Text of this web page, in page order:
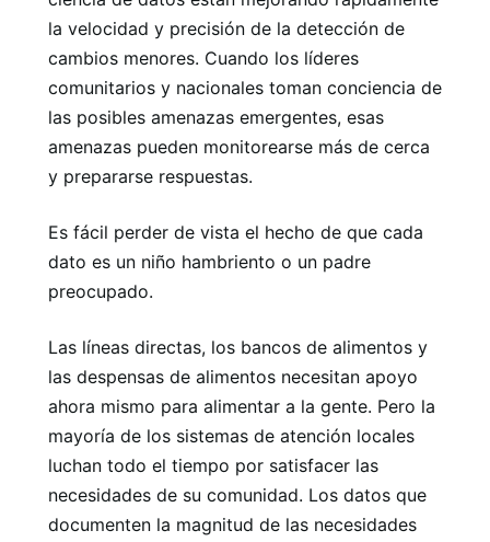
la velocidad y precisión de la detección de
cambios menores. Cuando los líderes
comunitarios y nacionales toman conciencia de
las posibles amenazas emergentes, esas
amenazas pueden monitorearse más de cerca
y prepararse respuestas.
Es fácil perder de vista el hecho de que cada
dato es un niño hambriento o un padre
preocupado.
Las líneas directas, los bancos de alimentos y
las despensas de alimentos necesitan apoyo
ahora mismo para alimentar a la gente. Pero la
mayoría de los sistemas de atención locales
luchan todo el tiempo por satisfacer las
necesidades de su comunidad. Los datos que
documenten la magnitud de las necesidades